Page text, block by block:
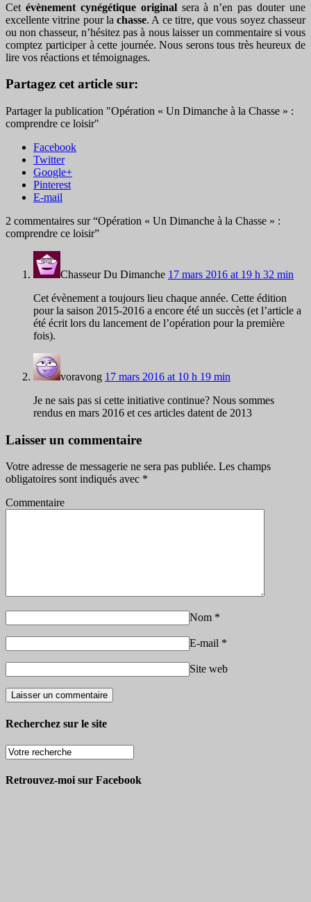
Cet évènement cynégétique originalsera à n’en pas douter une
excellente vitrine pour lachasse. A ce titre, que vous soyez chasseur
ou non chasseur, n’hésitez pas à nous laisser un commentaire si vous
comptez participer à cette journée. Nous serons tous très heureux de
lire vos réactions et témoignages.
Partagez cet article sur:
Partager la publication "Opération « Un Dimanche à la Chasse » :
comprendre ce loisir"
Facebook
Twitter
Google+
Pinterest
E-mail
2 commentaires sur “Opération « Un Dimanche à la Chasse » :
comprendre ce loisir”
Chasseur Du Dimanche 17 mars 2016 at 19 h 32 min
Cet évènement a toujours lieu chaque année. Cette édition
pour la saison 2015-2016 a encore été un succès (et l’article a
été écrit lors du lancement de l’opération pour la première
fois).
voravong 17 mars 2016 at 10 h 19 min
Je ne sais pas si cette initiative continue? Nous sommes
rendus en mars 2016 et ces articles datent de 2013
Laisser un commentaire
Votre adresse de messagerie ne sera pas publiée. Les champs
obligatoires sont indiqués avec *
Commentaire
Nom *
E-mail *
Site web
Recherchez sur le site
Retrouvez-moi sur Facebook